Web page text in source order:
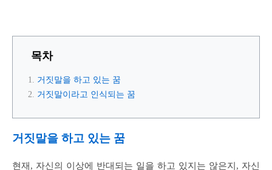
목차
거짓말을 하고 있는 꿈
거짓말이라고 인식되는 꿈
거짓말을 하고 있는 꿈
현재, 자신의 이상에 반대되는 일을 하고 있지는 않은지, 자신